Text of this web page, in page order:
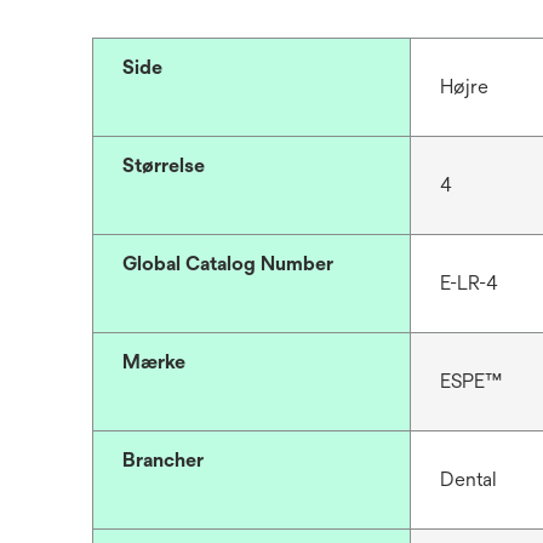
Side
Højre
Størrelse
4
Global Catalog Number
E-LR-4
Mærke
ESPE™
Brancher
Dental